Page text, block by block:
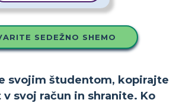
SEDEŽNO SHEMO
svojim študentom, kopirajte
svoj račun in shranite. Ko